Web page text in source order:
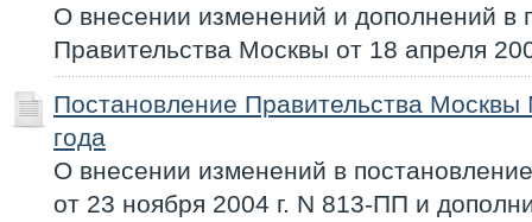
О внесении изменений и дополнений в
Правительства Москвы от 18 апреля
Постановление Правительства
года
О внесении изменений в
от 23 ноября 2004 г. N 813-ПП и